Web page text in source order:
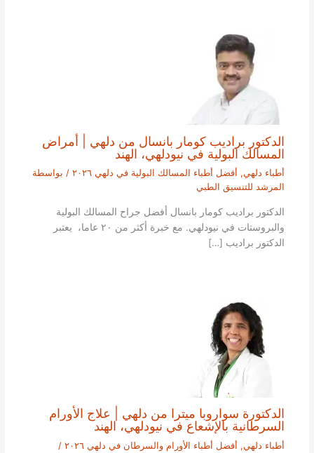
الدكتور براديب كومار بانسال من دلهي | أمراض
المسالك البولية في نيودلهي، الهند
أطباء دلهي, أفضل أطباء المسالك البولية في دلهي ٢٠٢٦
/ بواسطة
المرشد للتنسيق الطبي
الدكتور براديب كومار بانسال أفضل جراح المسالك البولية
والبروستات في نيودلهي. مع خبرة أكثر من ٢٠ عاما، يعتبر
الدكتور براديب […]
الدكتورة سواروبا ميترا من دلهي | علاج الأورام
السرطانية بالإشعاع في نيودلهي، الهند
أطباء دلهي, أفضل أطباء الأورام والسرطان في دلهي ٢٠٢٦
/